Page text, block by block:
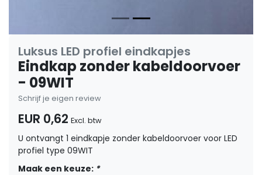
Luksus LED profiel eindkapjes
Eindkap zonder kabeldoorvoer
- 09WIT
Schrijf je eigen review
EUR 0,62 Excl. btw
U ontvangt 1 eindkapje zonder kabeldoorvoer voor LED
profiel type 09WIT
Maak een keuze: *